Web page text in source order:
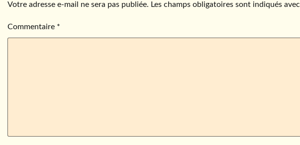
Votre adresse e-mail ne sera pas publiée. Les champs obligatoires sont indiqués avec
Commentaire *